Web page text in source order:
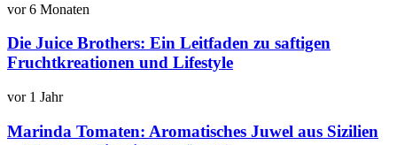
vor 6 Monaten
Die Juice Brothers: Ein Leitfaden zu saftigen
Fruchtkreationen und Lifestyle
vor 1 Jahr
Marinda Tomaten: Aromatisches Juwel aus Sizilien